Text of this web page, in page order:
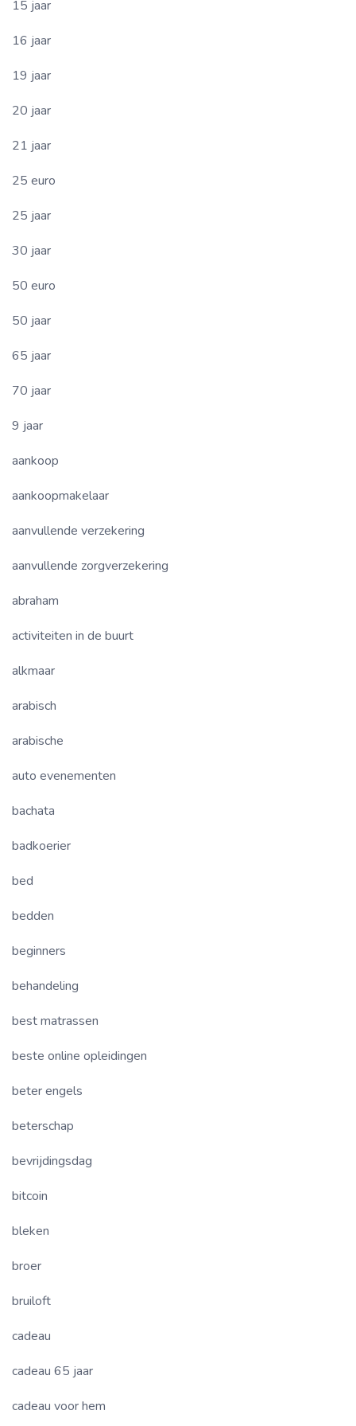
15 jaar
16 jaar
19 jaar
20 jaar
21 jaar
25 euro
25 jaar
30 jaar
50 euro
50 jaar
65 jaar
70 jaar
9 jaar
aankoop
aankoopmakelaar
aanvullende verzekering
aanvullende zorgverzekering
abraham
activiteiten in de buurt
alkmaar
arabisch
arabische
auto evenementen
bachata
badkoerier
bed
bedden
beginners
behandeling
best matrassen
beste online opleidingen
beter engels
beterschap
bevrijdingsdag
bitcoin
bleken
broer
bruiloft
cadeau
cadeau 65 jaar
cadeau voor hem